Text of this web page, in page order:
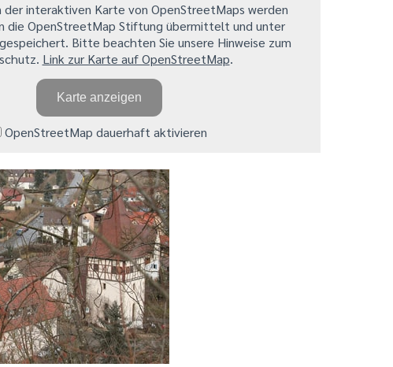
der interaktiven Karte von OpenStreetMaps werden
die OpenStreetMap Stiftung übermittelt und unter
Bitte beachten Sie unsere Hinweise zum
Link zur Karte auf OpenStreetMap.
Karte anzeigen
OpenStreetMap dauerhaft aktivieren